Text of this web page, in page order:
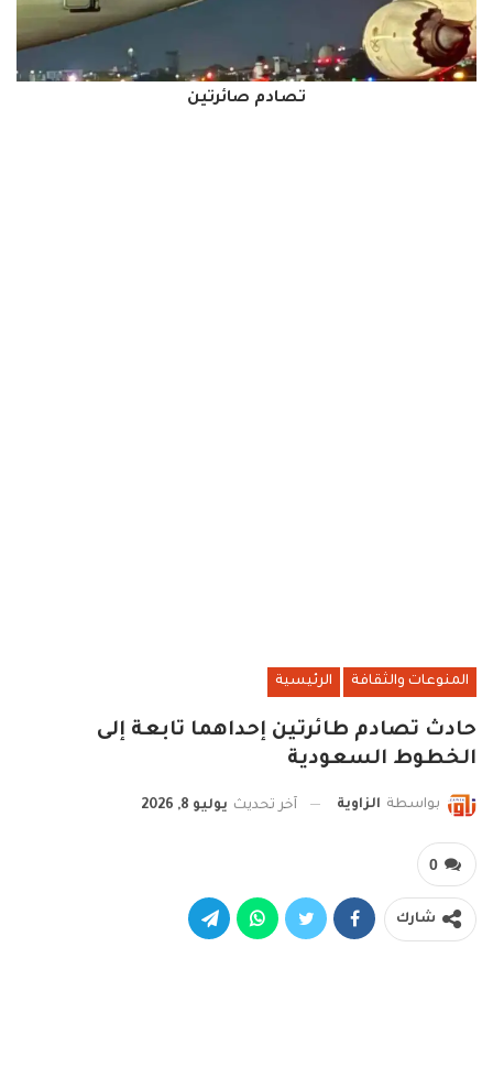
تصادم صائرتين
المنوعات والثقافة الرئيسية
حادث تصادم طائرتين إحداهما تابعة إلى
الخطوط السعودية
بواسطة الزاوية آخر تحديث يوليو 8, 2026
0
شارك